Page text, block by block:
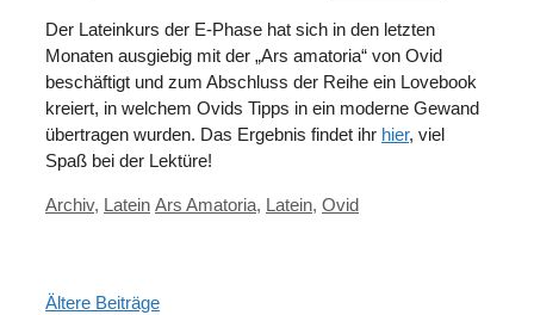
Der Lateinkurs der E-Phase hat sich in den letzten
Monaten ausgiebig mit der „Ars amatoria“ von Ovid
beschäftigt und zum Abschluss der Reihe ein Lovebook
kreiert, in welchem Ovids Tipps in ein moderne Gewand
übertragen wurden. Das Ergebnis findet ihr hier, viel
Spaß bei der Lektüre!
Kategorien
Archiv, Latein Schlagwörter
Ars Amatoria, Latein, Ovid
Ältere Beiträge